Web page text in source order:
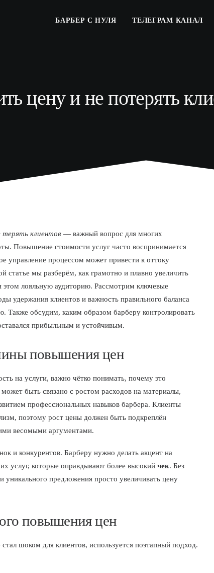
БАРБЕР С НУЛЯ ТЕЛЕГРАМ КАНАЛ
цену и не потерять
терять клиентов — важный вопрос для многих
Повышение стоимости услуг часто воспринимается
управление процессом может привести к оттоку
статье мы разберём, как грамотно и плавно увеличить
этом лояльную аудиторию. Рассмотрим ключевые
удержания клиентов и важность правильного баланса
Также обсудим, каким образом барберу контролировать
прибыльным и устойчивым.
повышения цен
на услуги, важно чётко понимать, почему это
может быть связано с ростом расходов на материалы,
профессиональных навыков барбера. Клиенты
поэтому рост цены должен быть подкреплён
весомыми аргументами.
и конкурентов. Барберу нужно делать акцент на
услуг, которые оправдывают более высокий чек. Без
уникального предложения просто увеличивать цену
повышения цен
стал шоком для клиентов, используется поэтапный подход.